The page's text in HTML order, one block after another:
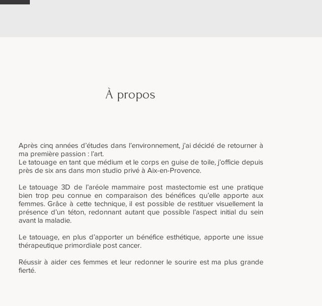
À propos
Après cinq années d’études dans l’environnement, j’ai décidé de retourner à
ma première passion : l’art.
Le tatouage en tant que médium et le corps en guise de toile, j’officie depuis
près de six ans dans mon studio privé à Aix-en-Provence.
Le tatouage 3D de l’aréole mammaire post mastectomie est une pratique
bien trop peu connue en comparaison des bénéfices qu’elle apporte aux
femmes. Grâce à cette technique, il est possible de restituer visuellement la
présence d’un téton, redonnant autant que possible l’aspect initial du sein
avant la maladie.
Le tatouage, en plus d’apporter un bénéfice esthétique, apporte une issue
thérapeutique primordiale post cancer.
Réussir à aider ces femmes et leur redonner le sourire est ma plus grande
fierté.